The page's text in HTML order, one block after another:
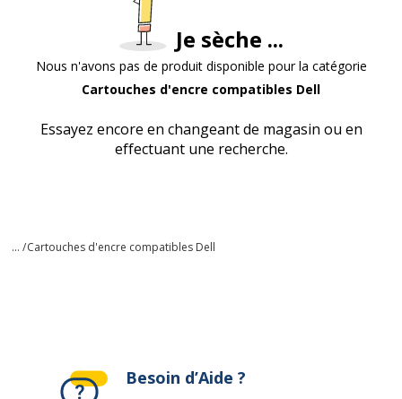
Je sèche ...
Nous n'avons pas de produit disponible pour la catégorie
Cartouches d'encre compatibles Dell
Essayez encore en changeant de magasin ou en
effectuant une recherche.
... /Cartouches d'encre compatibles Dell
Besoin d’Aide ?